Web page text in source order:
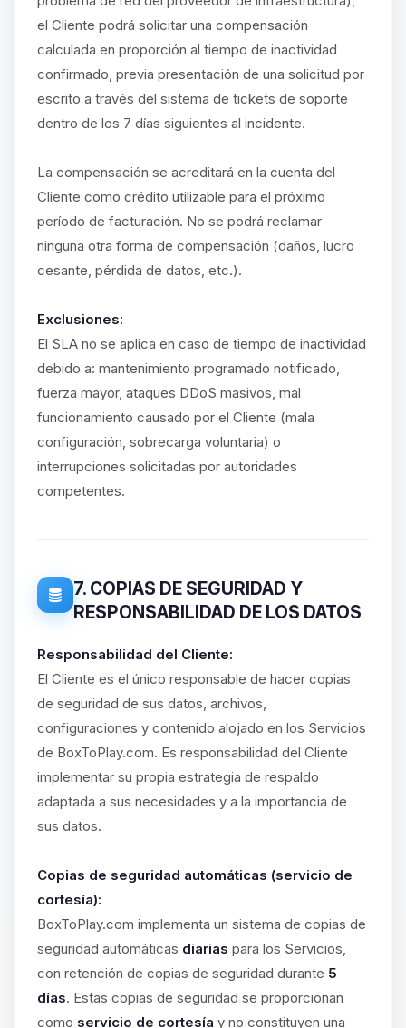
el Cliente podrá solicitar una compensación
calculada en proporción al tiempo de inactividad
confirmado, previa presentación de una solicitud por
escrito a través del sistema de tickets de soporte
dentro de los 7 días siguientes al incidente.
La compensación se acreditará en la cuenta del
Cliente como crédito utilizable para el próximo
período de facturación. No se podrá reclamar
ninguna otra forma de compensación (daños, lucro
cesante, pérdida de datos, etc.).
Exclusiones:
El SLA no se aplica en caso de tiempo de inactividad
debido a: mantenimiento programado notificado,
fuerza mayor, ataques DDoS masivos, mal
funcionamiento causado por el Cliente (mala
configuración, sobrecarga voluntaria) o
interrupciones solicitadas por autoridades
competentes.
7. COPIAS DE SEGURIDAD Y
RESPONSABILIDAD DE LOS DATOS
Responsabilidad del Cliente:
El Cliente es el único responsable de hacer copias
de seguridad de sus datos, archivos,
configuraciones y contenido alojado en los Servicios
de BoxToPlay.com. Es responsabilidad del Cliente
implementar su propia estrategia de respaldo
adaptada a sus necesidades y a la importancia de
sus datos.
Copias de seguridad automáticas (servicio de
cortesía):
BoxToPlay.com implementa un sistema de copias de
seguridad automáticas diarias para los Servicios,
con retención de copias de seguridad durante 5
días. Estas copias de seguridad se proporcionan
como servicio de cortesía y no constituyen una